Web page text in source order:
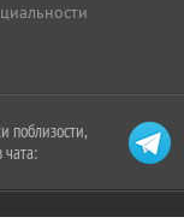
поблизости,